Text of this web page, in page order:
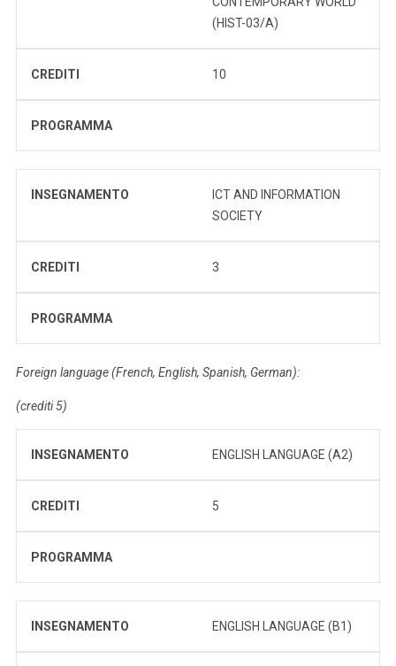
(HIST-03/A)
CREDITI 10
PROGRAMMA
INSEGNAMENTO
ICT AND INFORMATION
SOCIETY
CREDITI 3
PROGRAMMA
Foreign language (French, English, Spanish, German):
(crediti 5)
INSEGNAMENTO ENGLISH LANGUAGE (A2)
CREDITI 5
PROGRAMMA
INSEGNAMENTO ENGLISH LANGUAGE (B1)